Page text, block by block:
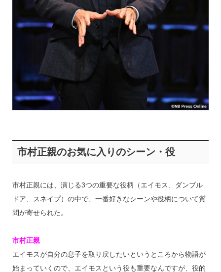
市村正親のお気に入りのシーン・役
市村正親には、演じる3つの重要な役柄（エイモス、ダンブル
ドア、スネイプ）の中で、一番好きなシーンや役柄について質
問が寄せられた。
市村正親
エイモスが自分の息子を取り戻したいというところから物語が
始まっていくので、エイモスという役も重要なんですが、役的